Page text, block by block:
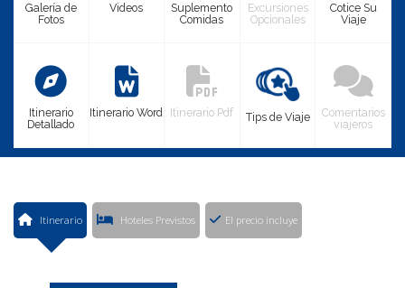
Galería de
Fotos
Videos
Suplemento
Comidas
Excursiones
Opcionales
Cotice Su
Viaje
Itinerario
Detallado
Itinerario Word Itinerario Pdf Tips de Viaje
Comentarios
viajeros
Itinerario Hoteles Previstos El precio incluye